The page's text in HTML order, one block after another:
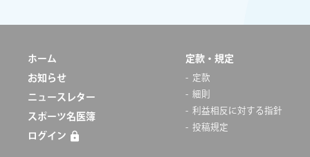
ホーム
お知らせ
ニュースレター
スポーツ名医簿
ログイン
定款・規定
定款
細則
利益相反に対する指針
投稿規定